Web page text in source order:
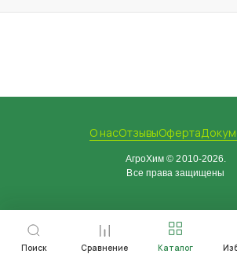
Поиск Сравнение Каталог
О насОтзывыОферта
АгроХим © 2010-2026.
Все права защищены